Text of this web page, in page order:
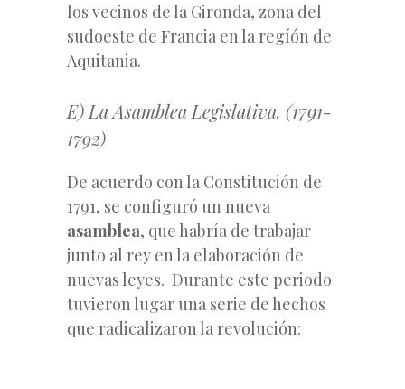
los vecinos de la Gironda, zona del
sudoeste de Francia en la regíón de
Aquitania.
E) La Asamblea Legislativa. (1791-
1792)
De acuerdo con la Constitución de
1791, se configuró un nueva
asamblea, que habría de trabajar
junto al rey en la elaboración de
nuevas leyes. Durante este periodo
tuvieron lugar una serie de hechos
que radicalizaron la revolución: